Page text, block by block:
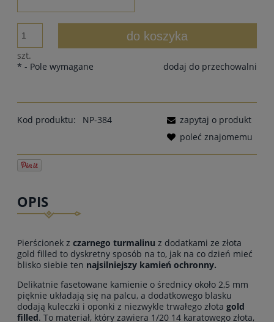
szt.
do koszyka
dodaj do przechowalni
* - Pole wymagane
Kod produktu: NP-384
zapytaj o produkt
poleć znajomemu
OPIS
Pierścionek z czarnego turmalinu z dodatkami ze złota
gold filled to dyskretny sposób na to, jak na co dzień mieć
blisko siebie ten najsilniejszy kamień ochronny.
Delikatnie fasetowane kamienie o średnicy około 2,5 mm
pięknie układają się na palcu, a dodatkowego blasku
dodają kuleczki i oponki z niezwykle trwałego złota gold
filled. To materiał, który zawiera 1/20 14 karatowego złota,